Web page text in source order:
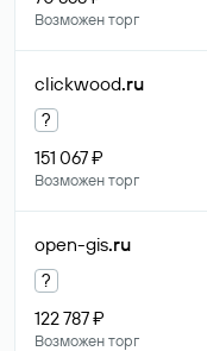
Возможен торг
clickwood.ru
?
151 067 ₽
Возможен торг
open-gis.ru
?
122 787 ₽
Возможен торг